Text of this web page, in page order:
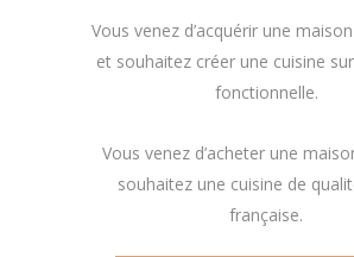
Vous venez d’acquérir une
et souhaitez créer une cuisine
fonctionnelle.
Vous venez d’acheter une
souhaitez une cuisine de
française.